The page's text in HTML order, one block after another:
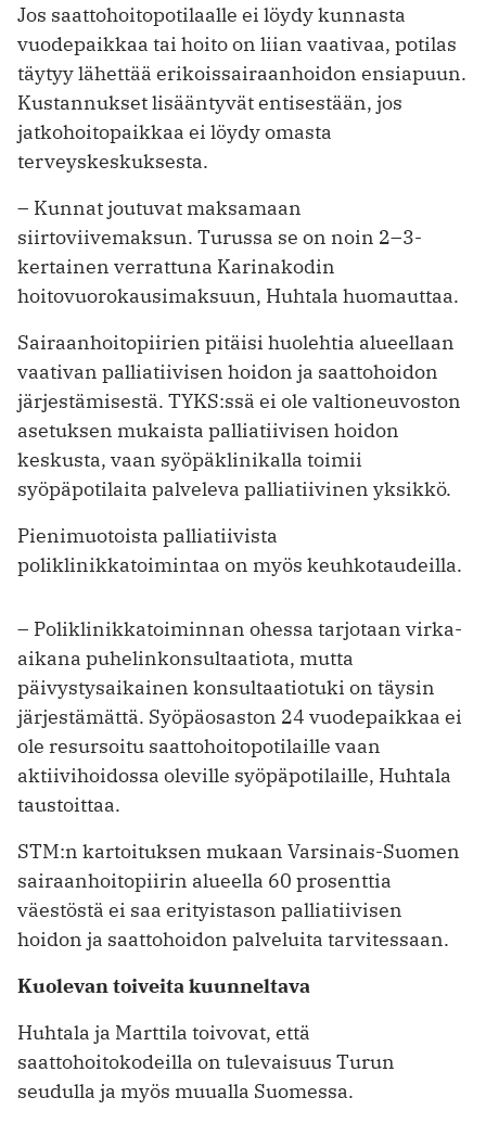
Jos saattohoitopotilaalle ei löydy kunnasta
vuodepaikkaa tai hoito on liian vaativaa, potilas
täytyy lähettää erikoissairaanhoidon ensiapuun.
Kustannukset lisääntyvät entisestään, jos
jatkohoitopaikkaa ei löydy omasta
terveyskeskuksesta.
– Kunnat joutuvat maksamaan
siirtoviivemaksun. Turussa se on noin 2–3-
kertainen verrattuna Karinakodin
hoitovuorokausimaksuun, Huhtala huomauttaa.
Sairaanhoitopiirien pitäisi huolehtia alueellaan
vaativan palliatiivisen hoidon ja saattohoidon
järjestämisestä. TYKS:ssä ei ole valtioneuvoston
asetuksen mukaista palliatiivisen hoidon
keskusta, vaan syöpäklinikalla toimii
syöpäpotilaita palveleva palliatiivinen yksikkö.
Pienimuotoista palliatiivista
poliklinikkatoimintaa on myös keuhkotaudeilla.
– Poliklinikkatoiminnan ohessa tarjotaan virka-
aikana puhelinkonsultaatiota, mutta
päivystysaikainen kon­sul­taatio­tuki on täysin
järjestämättä. Syöpäosaston 24 vuodepaikkaa ei
ole resursoitu saattohoitopotilaille vaan
aktiivihoidossa oleville syöpäpotilaille, Huhtala
taustoittaa.
STM:n kartoituksen mukaan Varsinais-Suomen
sairaanhoitopiirin alueella 60 prosenttia
väestöstä ei saa erityis­tason palliatiivisen
hoidon ja saattohoidon palveluita tarvitessaan.
Kuolevan toiveita kuunneltava
Huhtala ja Marttila toivovat, että
saattohoitokodeilla on tulevaisuus Turun
seudulla ja myös muualla Suomessa.